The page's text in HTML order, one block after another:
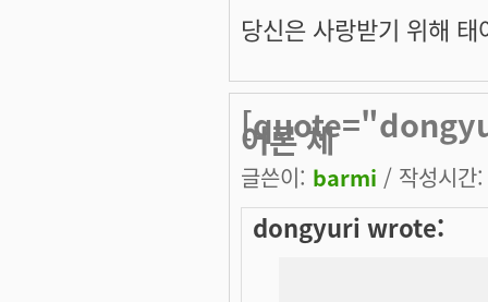
당신은 사랑받기 위해 태
어론 체
글쓴이: barmi / 작성시
dongyuri wrote: